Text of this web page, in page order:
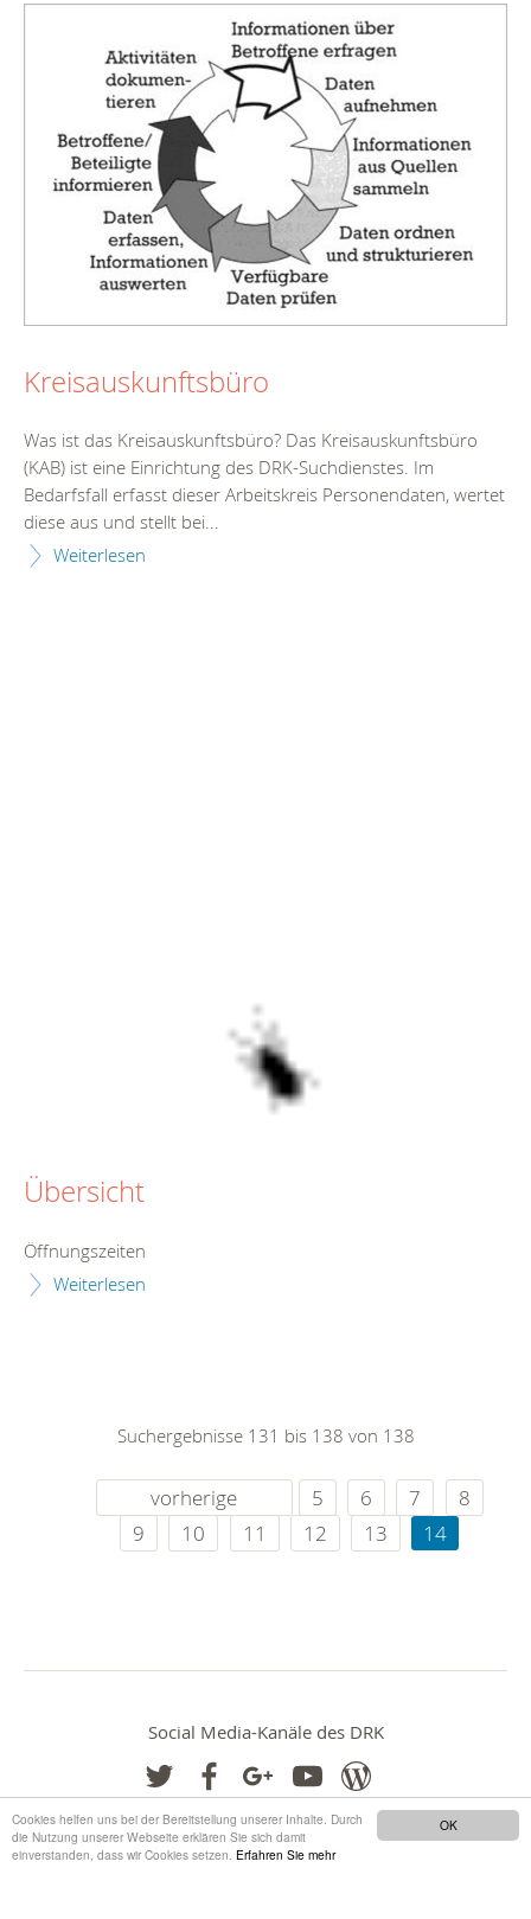
OK
Cookies helfen uns bei der Bereitstellung unserer Inhalte. Durch
die Nutzung unserer Webseite erklären Sie sich damit
einverstanden, dass wir Cookies setzen. Erfahren Sie mehr
Kreisauskunftsbüro
Was ist das Kreisauskunftsbüro? Das Kreisauskunftsbüro
(KAB) ist eine Einrichtung des DRK-Suchdienstes. Im
Bedarfsfall erfasst dieser Arbeitskreis Personendaten, wertet
diese aus und stellt bei...
Weiterlesen
Übersicht
Öffnungszeiten
Weiterlesen
Suchergebnisse 131 bis 138 von 138
vorherige 5 6 7
8
9
10 11 12 13 14
Social Media-Kanäle des DRK